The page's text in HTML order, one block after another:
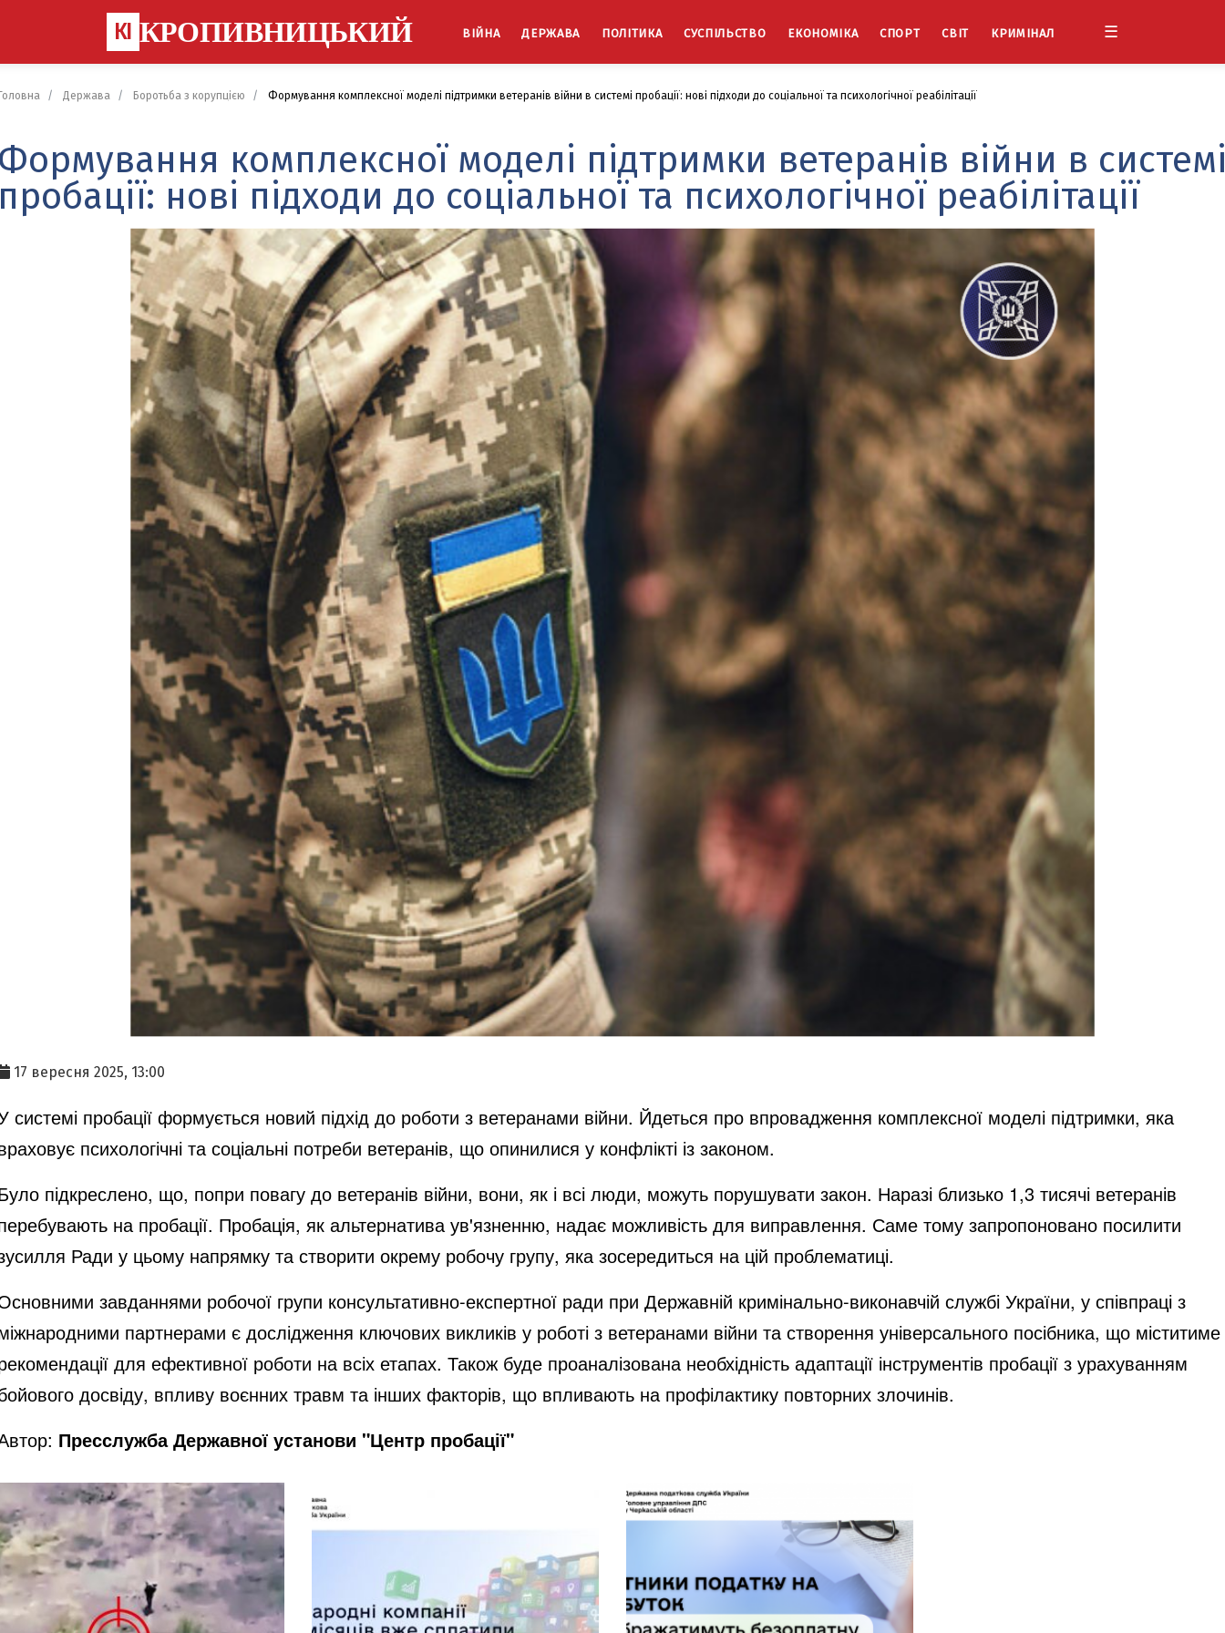
КІ КРОПИВНИЦЬКИЙ ВІЙНА ДЕРЖАВА ПОЛІТИКА СУСПІЛЬСТВО ЕКОНОМІКА СПОРТ СВІТ КРИМІНАЛ ☰
Держава Боротьба з корупцією Формування комплексної моделі підтримки ветеранів війни в системі пробації: нові підходи до соціальної та психологічної реабілітації
комплексної моделі підтримки ветеранів війни в
нові підходи до соціальної та психологічної реабілітації
17 вересня 2025, 13:00
системі пробації формується новий підхід до роботи з ветеранами війни. Йдеться про впровадження комплексної моделі підтримки, яка
психологічні та соціальні потреби ветеранів, що опинилися у конфлікті із законом.
підкреслено, що, попри повагу до ветеранів війни, вони, як і всі люди, можуть порушувати закон. Наразі близько 1,3 тисячі ветеранів
на пробації. Пробація, як альтернатива ув'язненню, надає можливість для виправлення. Саме тому запропоновано посилити
Ради у цьому напрямку та створити окрему робочу групу, яка зосередиться на цій проблематиці.
завданнями робочої групи консультативно-експертної ради при Державній кримінально-виконавчій службі України, у співпраці з
партнерами є дослідження ключових викликів у роботі з ветеранами війни та створення універсального посібника, що міститиме
для ефективної роботи на всіх етапах. Також буде проаналізована необхідність адаптації інструментів пробації з урахуванням
досвіду, впливу воєнних травм та інших факторів, що впливають на профілактику повторних злочинів.
Пресслужба Державної установи "Центр пробації"